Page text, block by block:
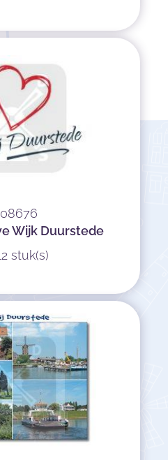
Wijk Duurstede
stuk(s)